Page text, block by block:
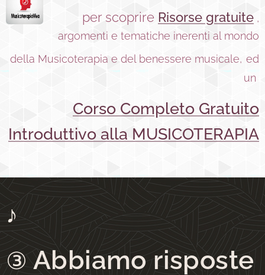
per scoprire Risorse gratuite ,
argomenti e tematiche inerenti al mondo
della Musicoterapia e del benessere musicale, ed
un
Corso Completo Gratuito
Introduttivo alla MUSICOTERAPIA
♪
③Abbiamo risposte